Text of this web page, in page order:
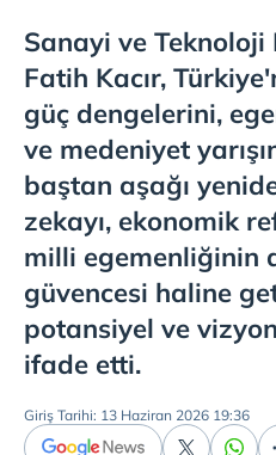
Sanayi ve Teknoloji
Fatih Kacır,
güç dengelerini,
ve medeniyet
baştan aşağı
zekayı, ekonomik
milli egemenliğinin
güvencesi haline
potansiyel ve
ifade etti.
Giriş Tarihi: 13 Haziran 2026 19:36